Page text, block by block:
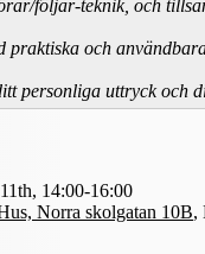
följar-teknik, och
praktiska och
personliga uttryck och
14:00-16:00
Norra skolgatan 10B,